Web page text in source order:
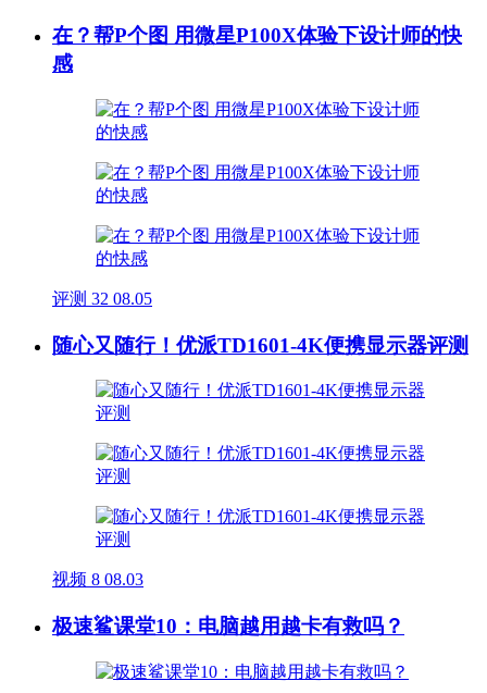
在？帮P个图 用微星P100X体验下设计师的快
感
评测 32 08.05
随心又随行！优派TD1601-4K便携显示器评测
视频 8 08.03
极速鲨课堂10：电脑越用越卡有救吗？